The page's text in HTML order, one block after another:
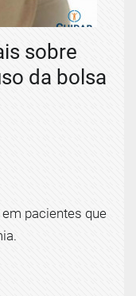
sobre
da bolsa
pacientes que